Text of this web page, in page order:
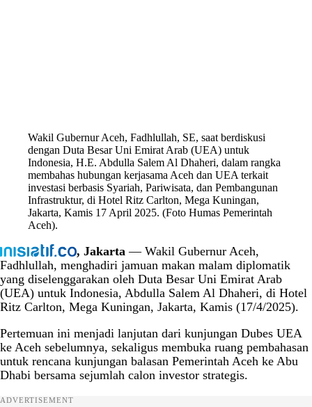
Wakil Gubernur Aceh, Fadhlullah, SE, saat berdiskusi
dengan Duta Besar Uni Emirat Arab (UEA) untuk
Indonesia, H.E. Abdulla Salem Al Dhaheri, dalam rangka
membahas hubungan kerjasama Aceh dan UEA terkait
investasi berbasis Syariah, Pariwisata, dan Pembangunan
Infrastruktur, di Hotel Ritz Carlton, Mega Kuningan,
Jakarta, Kamis 17 April 2025. (Foto Humas Pemerintah
Aceh).
, Jakarta— Wakil Gubernur Aceh,
Fadhlullah, menghadiri jamuan makan malam diplomatik
yang diselenggarakan oleh Duta Besar Uni Emirat Arab
(UEA) untuk Indonesia, Abdulla Salem Al Dhaheri, di Hotel
Ritz Carlton, Mega Kuningan, Jakarta, Kamis (17/4/2025).
Pertemuan ini menjadi lanjutan dari kunjungan Dubes UEA
ke Aceh sebelumnya, sekaligus membuka ruang pembahasan
untuk rencana kunjungan balasan Pemerintah Aceh ke Abu
Dhabi bersama sejumlah calon investor strategis.
ADVERTISEMENT